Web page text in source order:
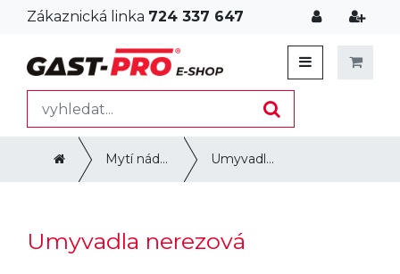
Zákaznická linka 724 337 647
Mytí nádobí a úprava vody Umyvadla nerezová
Umyvadla nerezová